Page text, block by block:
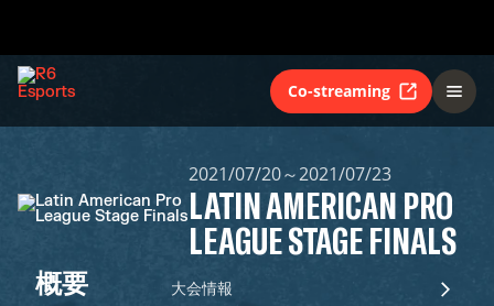
Co-streaming
2021/07/20～2021/07/23
LATIN AMERICAN PRO
LEAGUE STAGE FINALS
概要 大会情報